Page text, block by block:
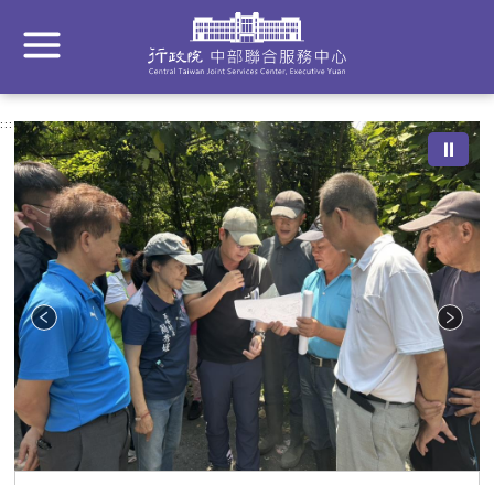
內
容
區
塊
Go
To
Center
block
:::
⏸